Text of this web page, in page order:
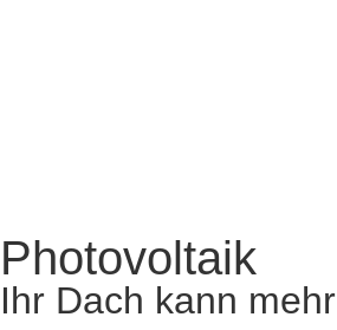
Photovoltaik
Ihr Dach kann mehr